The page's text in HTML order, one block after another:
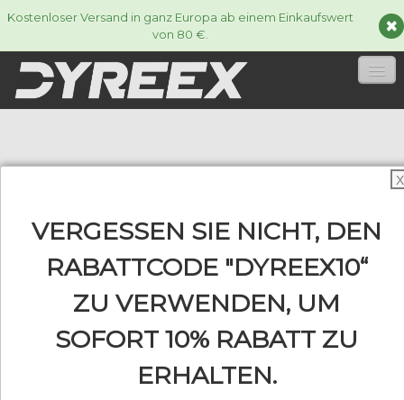
Kostenloser Versand in ganz Europa ab einem Einkaufswert
von 80 €.
TENNISSAITEN
INFORMATIONEN▼
0
X
VERGESSEN SIE NICHT, DEN
RABATTCODE "DYREEX10“
ZU VERWENDEN, UM
SOFORT 10% RABATT ZU
ERHALTEN.